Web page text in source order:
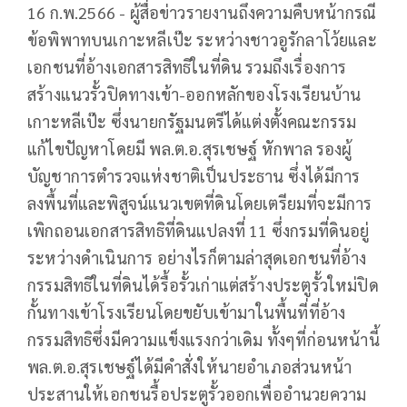
16 ก.พ.2566 - ผู้สื่อข่าวรายงานถึงความคืบหน้ากรณี
ข้อพิพาทบนเกาะหลีเป๊ะ ระหว่างชาวอูรักลาโว้ยและ
เอกชนที่อ้างเอกสารสิทธิในที่ดิน รวมถึงเรื่องการ
สร้างแนวรั้วปิดทางเข้า-ออกหลักของโรงเรียนบ้าน
เกาะหลีเป๊ะ ซึ่งนายกรัฐมนตรีได้แต่งตั้งคณะกรรม
แก้ไขปัญหาโดยมี พล.ต.อ.สุรเชษฐ์ หักพาล รองผู้
บัญชาการตำรวจแห่งชาติเป็นประธาน ซึ่งได้มีการ
ลงพื้นที่และพิสูจน์แนวเขตที่ดินโดยเตรียมที่จะมีการ
เพิกถอนเอกสารสิทธิที่ดินแปลงที่ 11 ซึ่งกรมที่ดินอยู่
ระหว่างดำเนินการ อย่างไรก็ตามล่าสุดเอกชนที่อ้าง
กรรมสิทธิในที่ดินได้รื้อรั้วเก่าแต่สร้างประตูรั้วใหม่ปิด
กั้นทางเข้าโรงเรียนโดยขยับเข้ามาในพื้นที่ที่อ้าง
กรรมสิทธิซึ่งมีความแข็งแรงกว่าเดิม ทั้งๆที่ก่อนหน้านี้
พล.ต.อ.สุรเชษฐ์ได้มีคำสั่งให้นายอำเภอส่วนหน้า
ประสานให้เอกชนรื้อประตูรั้วออกเพื่ออำนวยความ